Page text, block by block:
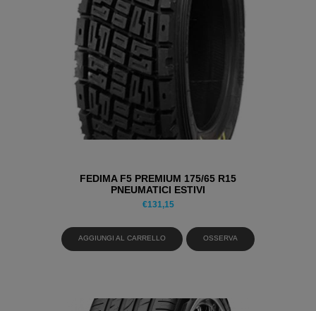
FEDIMA F5 PREMIUM 175/65 R15
PNEUMATICI ESTIVI
€131,15
AGGIUNGI AL CARRELLO OSSERVA